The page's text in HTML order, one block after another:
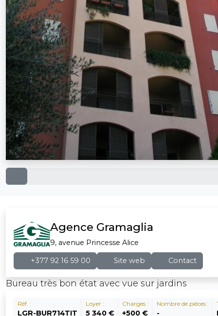
Agence Gramaglia
9, avenue Princesse Alice
+377 92 16 59 00 Site web Contact
Bureau très bon état avec vue sur jardins
Réf. :
LGR-BUR714TIT
Loyer :
5 340 €
Charges :
+500 €
Nombre de pièces :
-